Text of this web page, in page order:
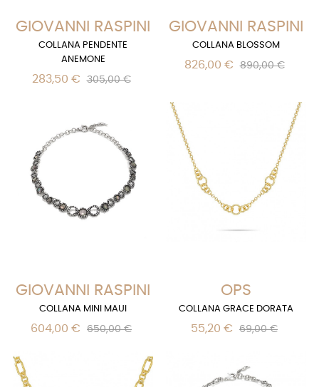
GIOVANNI RASPINI
COLLANA PENDENTE
ANEMONE
283,50 € 305,00 €
GIOVANNI RASPINI
COLLANA BLOSSOM
826,00 € 890,00 €
GIOVANNI RASPINI
COLLANA MINI MAUI
604,00 € 650,00 €
OPS
COLLANA GRACE DORATA
55,20 € 69,00 €